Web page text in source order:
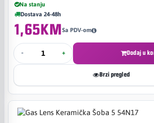
Na stanju
Dostava 24-48h
1,65KMSa PDV-om
- + Dodaj u
Brzi pregled